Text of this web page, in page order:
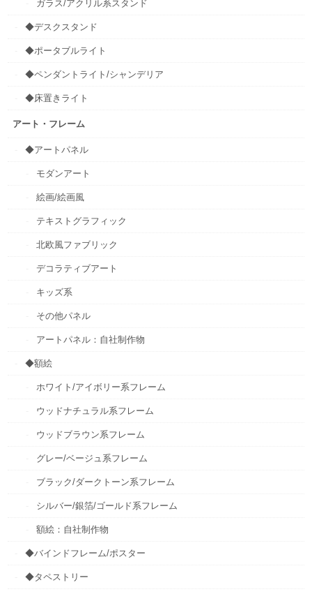
ガラス/アクリル系スタンド
◆デスクスタンド
◆ポータブルライト
◆ペンダントライト/シャンデリア
◆床置きライト
アート・フレーム
◆アートパネル
モダンアート
絵画/絵画風
テキストグラフィック
北欧風ファブリック
デコラティブアート
キッズ系
その他パネル
アートパネル：自社制作物
◆額絵
ホワイト/アイボリー系フレーム
ウッドナチュラル系フレーム
ウッドブラウン系フレーム
グレー/ベージュ系フレーム
ブラック/ダークトーン系フレーム
シルバー/銀箔/ゴールド系フレーム
額絵：自社制作物
◆バインドフレーム/ポスター
◆タペストリー